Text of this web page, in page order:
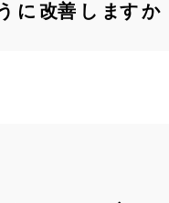
に 改善 し ます か